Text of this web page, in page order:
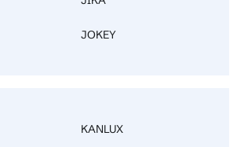
JOKEY
KANLUX